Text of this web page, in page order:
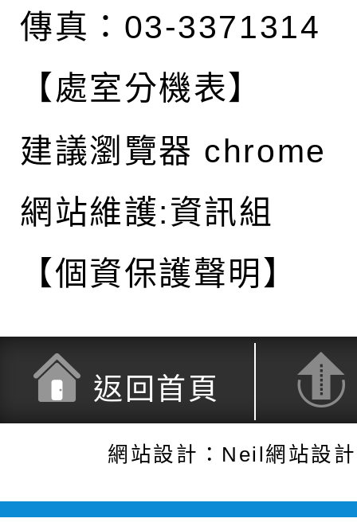
傳真：03-3371314
【處室分機表】
建議瀏覽器 chrome
網站維護:資訊組
【個資保護聲明】
返回首頁
網站設計：Neil網站設